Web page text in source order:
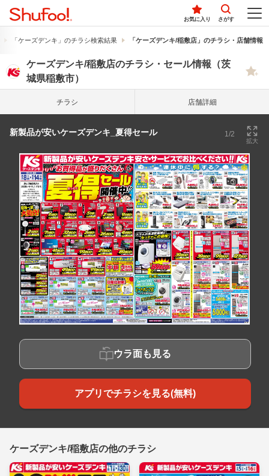
お気に入り さがす
「ケーズデンキ」のチラシ検索結果 「ケーズデンキ/稲敷店」のチラシ・店舗情報
ケーズデンキ/稲敷店のチラシ・セール情報（茨
城県稲敷市）
チラシ 店舗詳細
新製品が安いケーズデンキ_夏得セール 1/2
拡大
ウラ面も見る
アプリでチラシを見る(無料)
ケーズデンキ/稲敷店の他のチラシ